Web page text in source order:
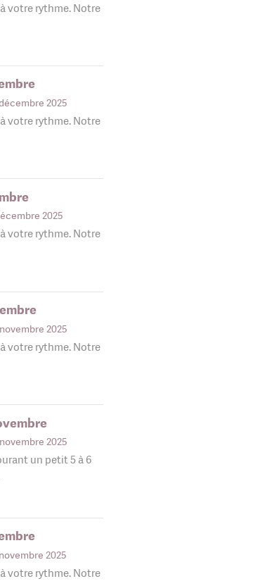
votre rythme. Notre
2025
votre rythme. Notre
2025
votre rythme. Notre
2025
votre rythme. Notre
2025
un petit 5 à 6
2025
votre rythme. Notre